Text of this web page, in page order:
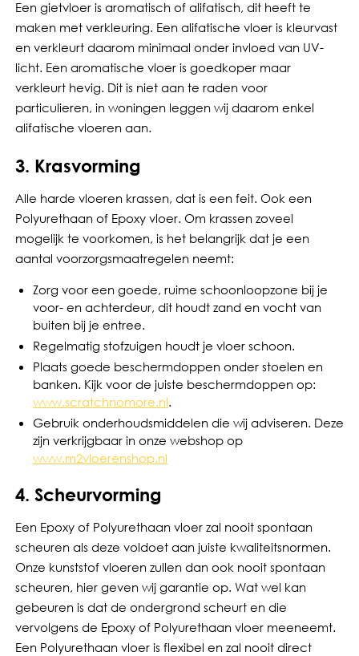
Een gietvloer is aromatisch of alifatisch, dit heeft te
maken met verkleuring. Een alifatische vloer is kleurvast
en verkleurt daarom minimaal onder invloed van UV-
licht. Een aromatische vloer is goedkoper maar
verkleurt hevig. Dit is niet aan te raden voor
particulieren, in woningen leggen wij daarom enkel
alifatische vloeren aan.
3. Krasvorming
Alle harde vloeren krassen, dat is een feit. Ook een
Polyurethaan of Epoxy vloer. Om krassen zoveel
mogelijk te voorkomen, is het belangrijk dat je een
aantal voorzorgsmaatregelen neemt:
Zorg voor een goede, ruime schoonloopzone bij je
voor- en achterdeur, dit houdt zand en vocht van
buiten bij je entree.
Regelmatig stofzuigen houdt je vloer schoon.
Plaats goede beschermdoppen onder stoelen en
banken. Kijk voor de juiste beschermdoppen op:
www.scratchnomore.nl.
Gebruik onderhoudsmiddelen die wij adviseren. Deze
zijn verkrijgbaar in onze webshop op
www.m2vloerenshop.nl
4. Scheurvorming
Een Epoxy of Polyurethaan vloer zal nooit spontaan
scheuren als deze voldoet aan juiste kwaliteitsnormen.
Onze kunststof vloeren zullen dan ook nooit spontaan
scheuren, hier geven wij garantie op. Wat wel kan
gebeuren is dat de ondergrond scheurt en die
vervolgens de Epoxy of Polyurethaan vloer meeneemt.
Een Polyurethaan vloer is flexibel en zal nooit direct